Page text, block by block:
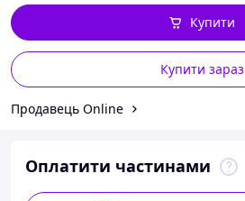
Купити зараз
Купити
Продавець Online
Оплатити частинами